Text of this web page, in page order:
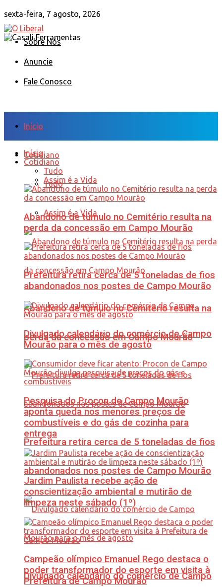
sexta-feira, 7 agosto, 2026
Sobre Nós
Anuncie
Fale Conosco
Início
Cotidiano
Tudo
Assim é a Vida
Abandono de túmulo no Cemitério resulta na
perda da concessão em Campo Mourão
Prefeitura retira cerca de 5 toneladas de fios
abandonados nos postes de Campo Mourão
Divulgado calendário do comércio de Campo
Início
Cotidiano
Tudo
Assim é a Vida
Abandono de túmulo no Cemitério resulta na
perda da concessão em Campo Mourão
Prefeitura retira cerca de 5 toneladas de fios
abandonados nos postes de Campo Mourão
Divulgado calendário do comércio de Campo
Mourão para o mês de agosto
Pesquisa do Procon de Campo Mourão
aponta queda nos menores preços de
combustíveis e do gás de cozinha para
entrega
Jardim Paulista recebe ação de
conscientização ambiental e mutirão de
limpeza neste sábado (1º)
Campeão olímpico Emanuel Rego destaca o
poder transformador do esporte em visita à
Prefeitura de Campo Mourão